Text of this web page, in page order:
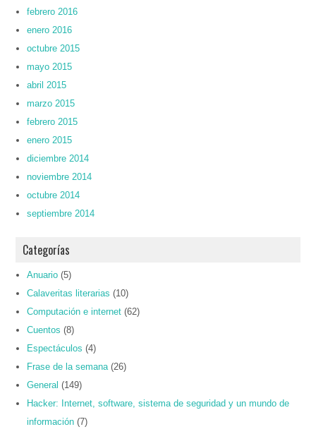
febrero 2016
enero 2016
octubre 2015
mayo 2015
abril 2015
marzo 2015
febrero 2015
enero 2015
diciembre 2014
noviembre 2014
octubre 2014
septiembre 2014
Categorías
Anuario (5)
Calaveritas literarias (10)
Computación e internet (62)
Cuentos (8)
Espectáculos (4)
Frase de la semana(26)
General (149)
Hacker: Internet, software, sistema de seguridad y un mundo de
información (7)